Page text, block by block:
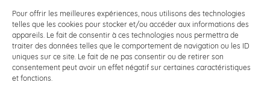
Pour offrir les meilleures expériences, nous utilisons des technologies
telles que les cookies pour stocker et/ou accéder aux informations des
appareils. Le fait de consentir à ces technologies nous permettra de
traiter des données telles que le comportement de navigation ou les ID
uniques sur ce site. Le fait de ne pas consentir ou de retirer son
consentement peut avoir un effet négatif sur certaines caractéristiques
et fonctions.
Chez ACALY Conseil en Ingénierie, nous sommes convaincus
que les compétences techniques peuvent – et doivent – avoir
un impact concret sur la société. C’est dans cette dynamique